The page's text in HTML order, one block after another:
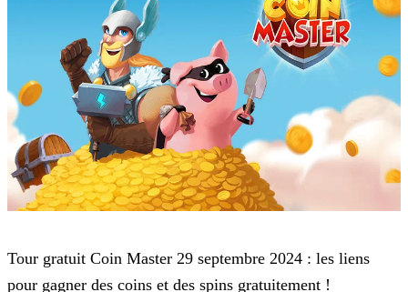
Tour gratuit Coin Master 29 septembre 2024 : les liens
pour gagner des coins et des spins gratuitement !